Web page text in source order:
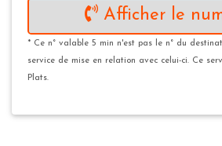
Afficher le
* Ce n° valable 5 min n'est pas le n° du
service de mise en relation avec celui-ci. Ce
Plats.